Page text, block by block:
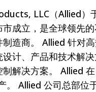
LLC（Allied）
成立，是全球领先
造商。 Allied 针对
计、产品和技术解
解决方案。 Allied
。 Allied 公司总部位